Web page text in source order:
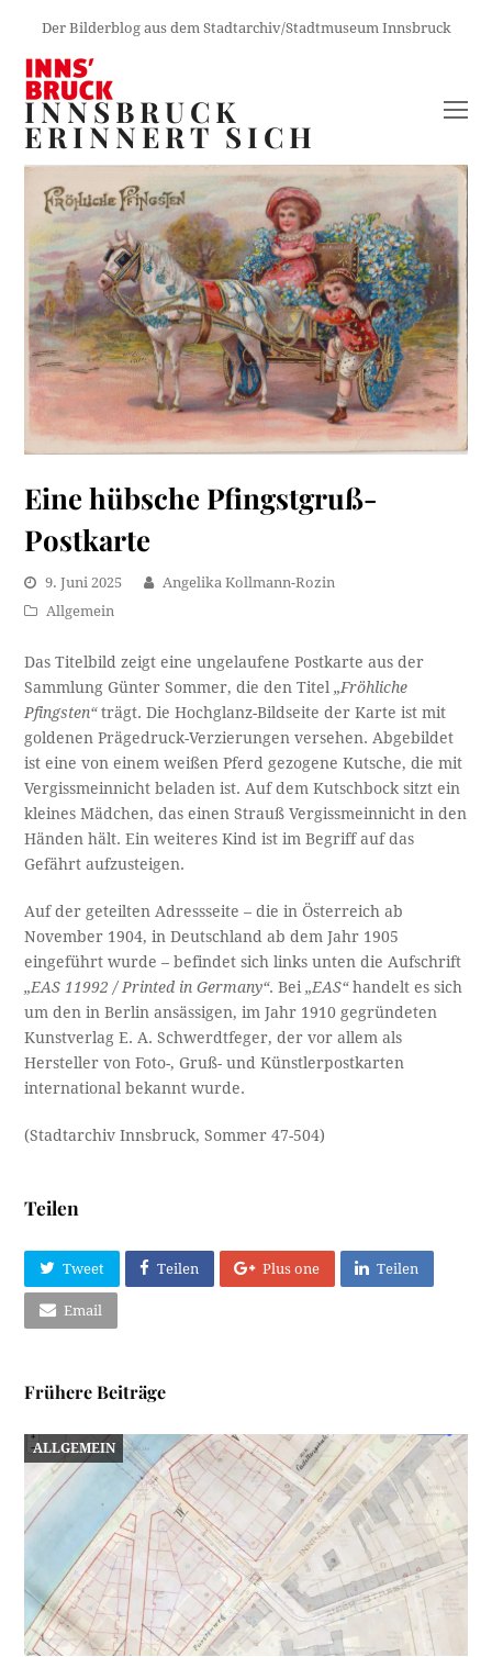
Der Bilderblog aus dem Stadtarchiv/Stadtmuseum Innsbruck
INNSBRUCK
ERINNERT SICH
Eine hübsche Pfingstgruß-
Postkarte
9. Juni 2025
Angelika Kollmann-Rozin
Allgemein
Das Titelbild zeigt eine ungelaufene Postkarte aus der
Sammlung Günter Sommer, die den Titel„Fröhliche
Pfingsten“trägt. Die Hochglanz-Bildseite der Karte ist mit
goldenen Prägedruck-Verzierungen versehen. Abgebildet
ist eine von einem weißen Pferd gezogene Kutsche, die mit
Vergissmeinnicht beladen ist. Auf dem Kutschbock sitzt ein
kleines Mädchen, das einen Strauß Vergissmeinnicht in den
Händen hält. Ein weiteres Kind ist im Begriff auf das
Gefährt aufzusteigen.
Auf der geteilten Adressseite – die in Österreich ab
November 1904, in Deutschland ab dem Jahr 1905
eingeführt wurde – befindet sich links unten die Aufschrift
„EAS 11992 / Printed in Germany“. Bei„EAS“handelt es sich
um den in Berlin ansässigen, im Jahr 1910 gegründeten
Kunstverlag E. A. Schwerdtfeger, der vor allem als
Hersteller von Foto-, Gruß- und Künstlerpostkarten
international bekannt wurde.
(Stadtarchiv Innsbruck, Sommer 47-504)
Teilen
Tweet Teilen Plus one Teilen
Email
Frühere Beiträge
ALLGEMEIN